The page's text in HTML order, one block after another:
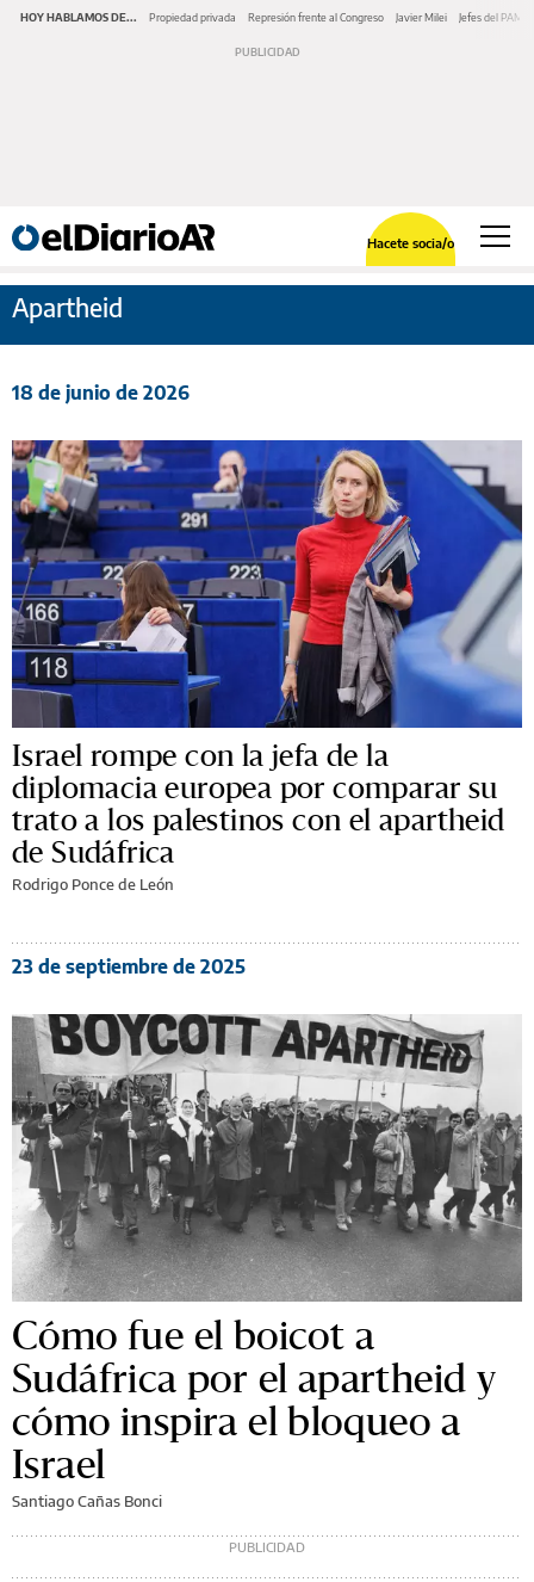
HOY HABLAMOS DE... Propiedad privada Represión frente al Congreso Javier Milei Jefes del PAMI
Hacete socia/o
Apartheid
18 de junio de 2026
Israel rompe con la jefa de la
diplomacia europea por comparar su
trato a los palestinos con el apartheid
de Sudáfrica
Rodrigo Ponce de León
23 de septiembre de 2025
Cómo fue el boicot a
Sudáfrica por el apartheid y
cómo inspira el bloqueo a
Israel
Santiago Cañas Bonci